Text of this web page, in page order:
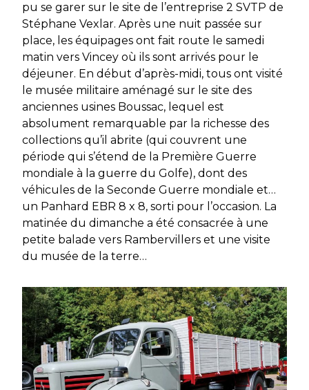
pu se garer sur le site de l’entreprise 2 SVTP de
Stéphane Vexlar. Après une nuit passée sur
place, les équipages ont fait route le samedi
matin vers Vincey où ils sont arrivés pour le
déjeuner. En début d’après-midi, tous ont visité
le musée militaire aménagé sur le site des
anciennes usines Boussac, lequel est
absolument remarquable par la richesse des
collections qu’il abrite (qui couvrent une
période qui s’étend de la Première Guerre
mondiale à la guerre du Golfe), dont des
véhicules de la Seconde Guerre mondiale et…
un Panhard EBR 8 x 8, sorti pour l’occasion. La
matinée du dimanche a été consacrée à une
petite balade vers Rambervillers et une visite
du musée de la terre…